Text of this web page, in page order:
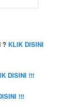
? KLIK DISINI
DISINI !!!
!!!